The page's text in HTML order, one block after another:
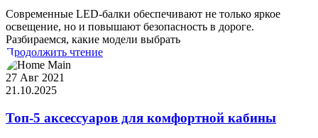
Современные LED-балки обеспечивают не только яркое
освещение, но и повышают безопасность в дороге.
Разбираемся, какие модели выбрать
Продолжить чтение
27 Авг 2021
21.10.2025
Топ-5 аксессуаров для комфортной кабины